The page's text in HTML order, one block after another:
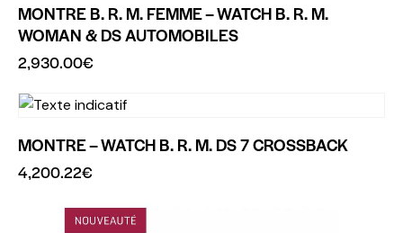
MONTRE B. R. M. FEMME – WATCH B. R. M.
WOMAN & DS AUTOMOBILES
2,930.00€
MONTRE – WATCH B. R. M. DS 7 CROSSBACK
4,200.22€